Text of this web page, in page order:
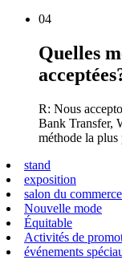
04
Quelles
R: Nous
Bank Transfer,
méthode la
stand
exposition
salon du
Nouvelle mode
Équitable
Activités de
événements